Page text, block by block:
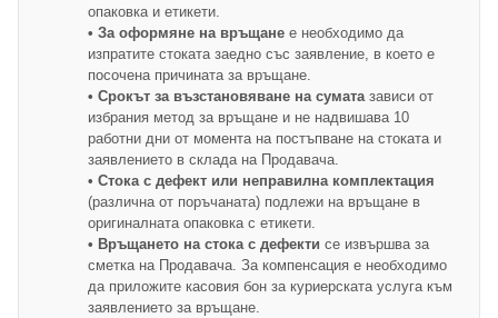
опаковка и етикети.
• За оформяне на връщане е необходимо да
изпратите стоката заедно със заявление, в което е
посочена причината за връщане.
• Срокът за възстановяване на сумата зависи от
избрания метод за връщане и не надвишава 10
работни дни от момента на постъпване на стоката и
заявлението в склада на Продавача.
• Стока с дефект или неправилна комплектация
(различна от поръчаната) подлежи на връщане в
оригиналната опаковка с етикети.
• Връщането на стока с дефекти се извършва за
сметка на Продавача. За компенсация е необходимо
да приложите касовия бон за куриерската услуга към
заявлението за връщане.